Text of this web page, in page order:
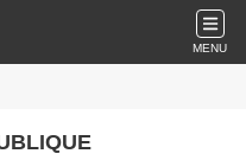
MENU